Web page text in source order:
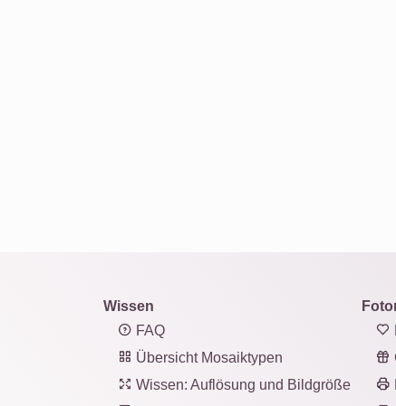
Wissen
FAQ
Übersicht Mosaiktypen
Wissen: Auflösung und Bildgröße